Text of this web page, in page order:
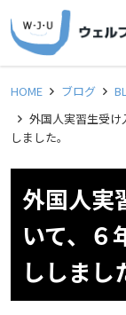
HOME ブログ
外国人実習生受け
しました。
外国人実
いて、６
ししまし